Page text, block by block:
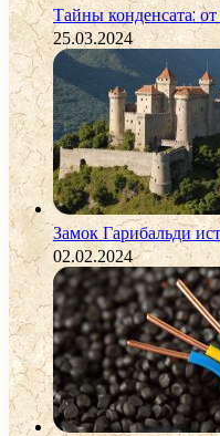
Тайны конденсата:
25.03.2024
Замок Гарибальди
02.02.2024